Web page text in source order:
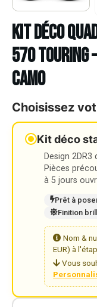
Kit déco Quad
570 TOURING
CAMO
Choisissez
Kit déco
Design
Pièces
à 5 jours
Prêt à
Finition
Nom &
EUR) à
Vous